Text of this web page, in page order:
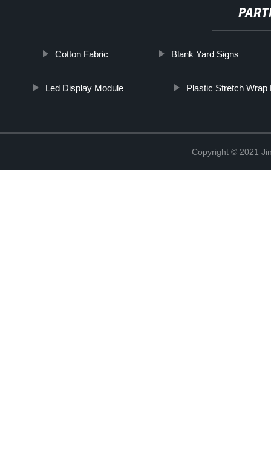
Cotton Fabric Blank Yard Signs
Led Display Module Plastic Stretch Wrap
Copyright © 2021